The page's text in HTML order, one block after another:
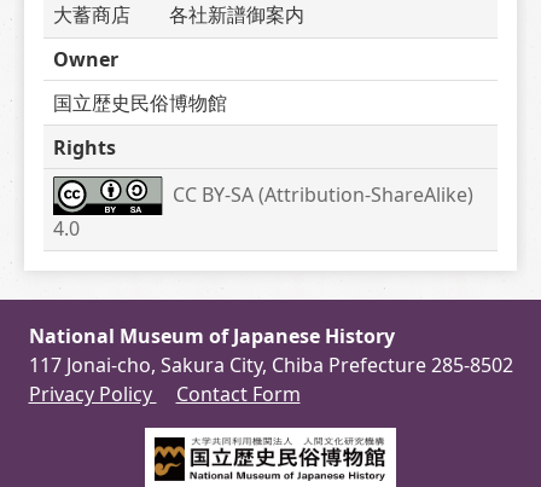
大蓄商店　　各社新譜御案内
Owner
国立歴史民俗博物館
Rights
CC BY-SA (Attribution-ShareAlike)
4.0
National Museum of Japanese History
117 Jonai-cho, Sakura City, Chiba Prefecture 285-8502
Privacy Policy
Contact Form